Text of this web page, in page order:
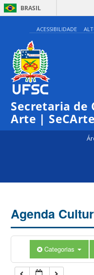
BRASIL
ACESSIBILIDADE
Secretaria de
Arte | SeCArte
Agenda
Categorias
0:00
1:00
5:00